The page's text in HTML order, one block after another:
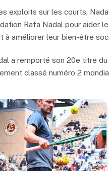
exploits sur les courts,
Rafa Nadal pour aider
à améliorer leur bien-être
a remporté son 20e titre
classé numéro 2